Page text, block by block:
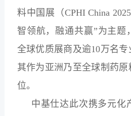
料中国展（CPHI China
智领航，融通共赢”为主题
全球优质展商及逾10万名
其作为亚洲乃至全球制药
位。
中基仕达此次携多元化